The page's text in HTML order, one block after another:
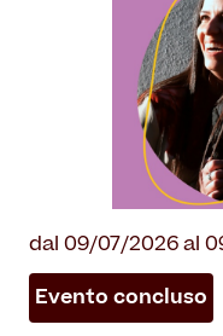
dal 09/07/2026 al
Evento concluso